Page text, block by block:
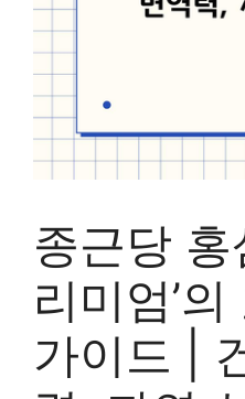
종근당
리미엄’
가이드 |